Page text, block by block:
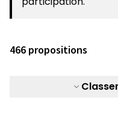
466 propositions